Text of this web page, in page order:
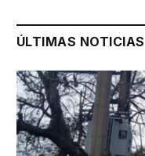
ÚLTIMAS NOTICIAS